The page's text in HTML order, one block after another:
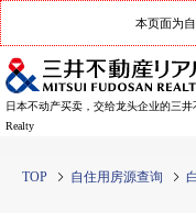
本页面为
日本不动产买卖，交给龙头企业的三井
Realty
TOP 自住用房源查询